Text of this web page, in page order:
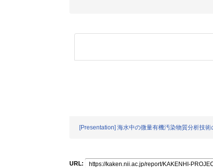
[Presentation] 海水中の微量有機汚染物質分析技術
URL: